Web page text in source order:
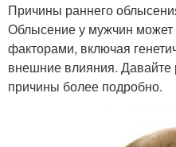
Причины раннего
Облысение у мужчин
факторами, включая
внешние влияния.
причины более подробно.